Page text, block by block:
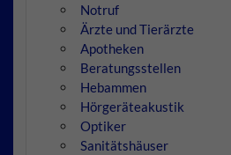
Notruf
Ärzte und Tierärzte
Apotheken
Beratungsstellen
Hebammen
Hörgeräteakustik
Optiker
Sanitätshäuser